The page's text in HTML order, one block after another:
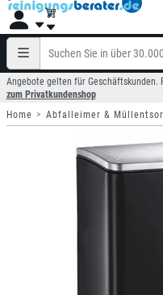
Angebote gelten für Geschäftskunden.
zum Privatkundenshop
Home
Abfalleimer &